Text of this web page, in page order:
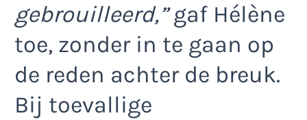
gebrouilleerd,”gaf Hélène
toe, zonder in te gaan op
de reden achter de breuk.
Bij toevallige